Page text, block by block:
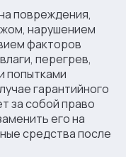
повреждения,
нарушением
факторов
перегрев,
попытками
гарантийного
за собой право
его на
средства после